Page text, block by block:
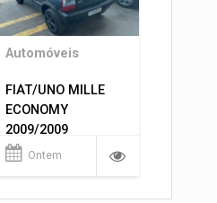
Automóveis
FIAT/UNO MILLE
ECONOMY
2009/2009
Ontem